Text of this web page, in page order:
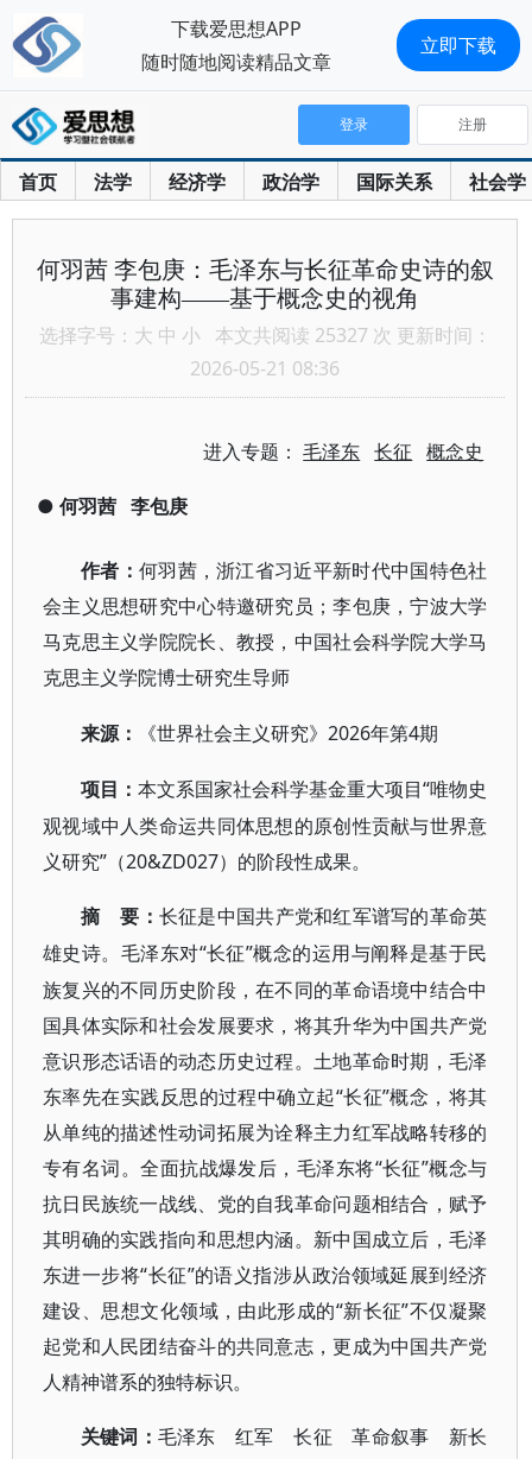
首页 法学 经济学 政治学 国际关系 社会学
登录 注册
何羽茜 李包庚：毛泽东与长征革命史诗的叙
事建构——基于概念史的视角
选择字号： 大 中 小 本文共阅读 25327 次 更新时间：
2026-05-21 08:36
进入专题：毛泽东 长征 概念史
● 何羽茜 李包庚
作者： 何羽茜，浙江省习近平新时代中国特色社
会主义思想研究中心特邀研究员；李包庚，宁波大学
马克思主义学院院长、教授，中国社会科学院大学马
克思主义学院博士研究生导师
来源： 《世界社会主义研究》 2026年第4期
项目：本文系国家社会科学基金重大项目“唯物史
观视域中人类命运共同体思想的原创性贡献与世界意
义研究”（20&ZD027）的阶段性成果。
摘要： 长征是中国共产党和红军谱写的革命英
雄史诗。毛泽东对“长征”概念的运用与阐释是基于民
族复兴的不同历史阶段，在不同的革命语境中结合中
国具体实际和社会发展要求，将其升华为中国共产党
意识形态话语的动态历史过程。土地革命时期，毛泽
东率先在实践反思的过程中确立起“长征”概念，将其
从单纯的描述性动词拓展为诠释主力红军战略转移的
专有名词。全面抗战爆发后，毛泽东将“长征”概念与
抗日民族统一战线、党的自我革命问题相结合，赋予
其明确的实践指向和思想内涵。新中国成立后，毛泽
东进一步将“长征”的语义指涉从政治领域延展到经济
建设、思想文化领域，由此形成的“新长征”不仅凝聚
起党和人民团结奋斗的共同意志，更成为中国共产党
人精神谱系的独特标识。
关键词： 毛泽东
红军 长征 革命叙事 新长
下载爱思想APP
随时随地阅读精品文章
立即下载